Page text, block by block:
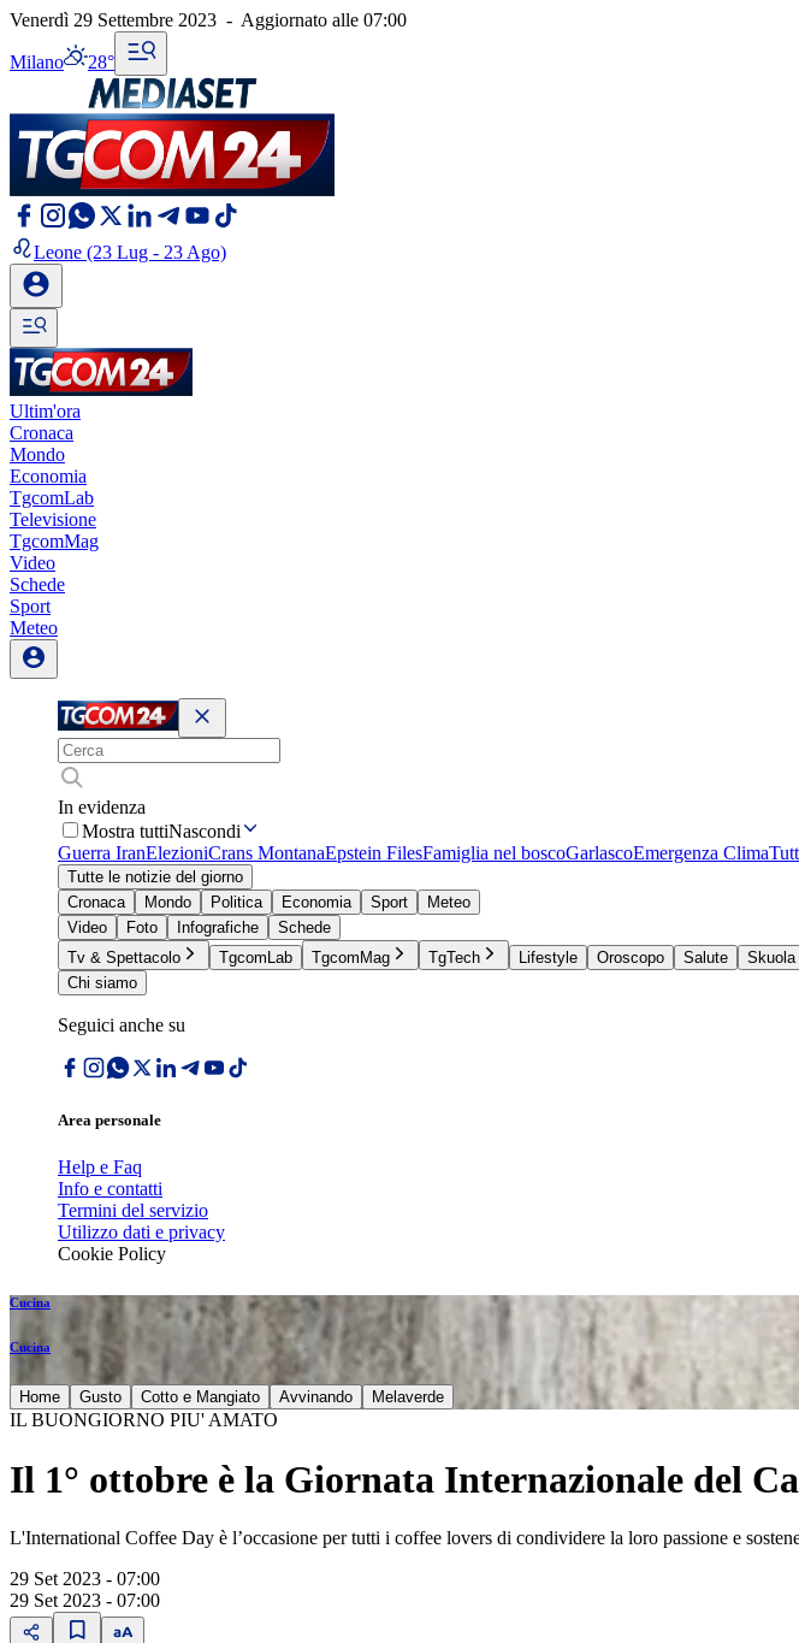
Venerdì 29 Settembre 2023 - Aggiornato alle 07:00
Milano 28°
Leone (23 Lug - 23 Ago)
Ultim'ora
Cronaca
Mondo
Economia
TgcomLab
Televisione
TgcomMag
Video
Schede
Sport
Meteo
In evidenza
Mostra tuttiNascondi
Guerra IranElezioniCrans MontanaEpstein FilesFamiglia nel boscoGarlascoEmergenza Clima
Tutte le notizie del giorno
Cronaca
Mondo Politica Economia Sport
Meteo
Video
Foto Infografiche
Schede
Tv & Spettacolo
TgcomLab TgcomMag TgTech Lifestyle Oroscopo Salute Skuola
Chi siamo
Seguici anche su
Area personale
Help e Faq
Info e contatti
Termini del servizio
Utilizzo dati e privacy
Cookie Policy
Cucina
Cucina
Home Gusto Cotto e Mangiato Avvinando Melaverde
IL BUONGIORNO PIU' AMATO
Il 1° ottobre è la Giornata Internazionale del
L'International Coffee Day è l’occasione per tutti i coffee lovers di condividere la loro passione e
29 Set 2023 - 07:00
29 Set 2023 - 07:00